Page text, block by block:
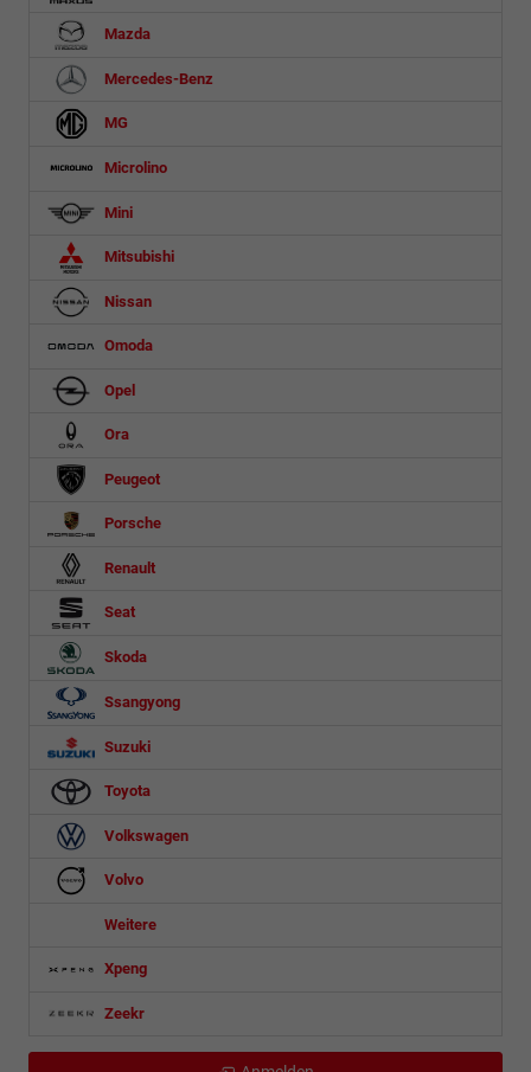
Mazda
Mercedes-Benz
MG
Microlino
Mini
Mitsubishi
Nissan
Omoda
Opel
Ora
Peugeot
Porsche
Renault
Seat
Skoda
Ssangyong
Suzuki
Toyota
Volkswagen
Volvo
Weitere
Xpeng
Zeekr